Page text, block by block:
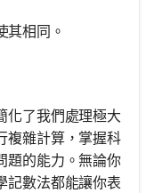
其相同。
化了我們處理極大
複雜計算，掌握科
題的能力。無論你
記數法都能讓你表